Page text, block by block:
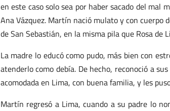
en este caso solo sea por haber sacado del mal
Ana Vázquez. Martín nació mulato y con
de San Sebastián, en la misma pila que Rosa de
La madre lo educó como pudo, más bien con
atenderlo como debía. De hecho, reconoció a
acomodada en Lima, con buena familia, y les
Martín regresó a Lima, cuando a su padre lo